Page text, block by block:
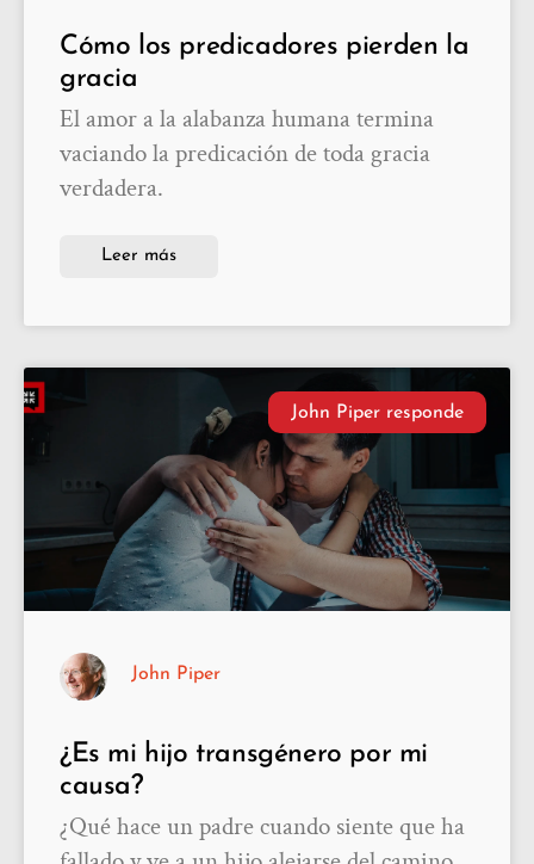
Cómo los predicadores pierden la
gracia
El amor a la alabanza humana termina
vaciando la predicación de toda gracia
verdadera.
Leer más
John Piper responde
¿Es mi hijo transgénero por mi
causa?
¿Qué hace un padre cuando siente que ha
John Piper